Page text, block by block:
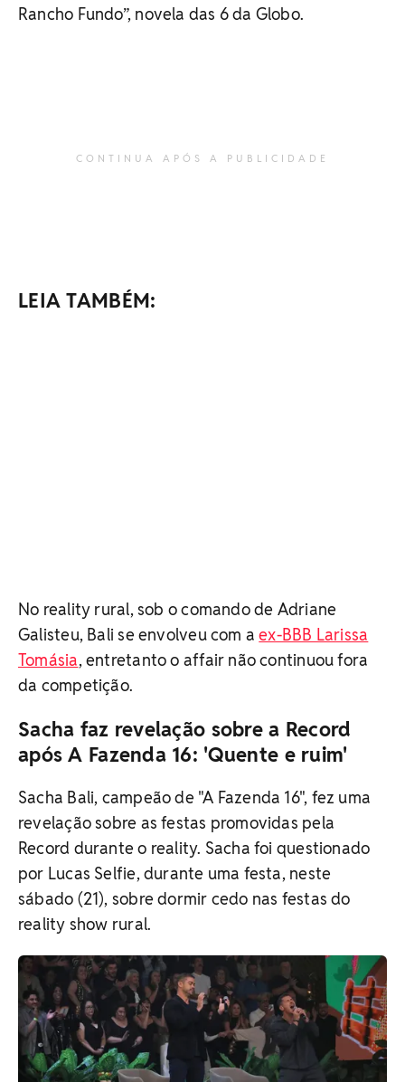
Rancho Fundo”, novela das 6 da Globo.
CONTINUA APÓS A PUBLICIDADE
LEIA TAMBÉM:
No reality rural, sob o comando de Adriane
Galisteu, Bali se envolveu com aex-BBB Larissa
Tomásia, entretanto o affair não continuou fora
da competição.
Sacha faz revelação sobre a Record
após A Fazenda 16: 'Quente e ruim'
Sacha Bali, campeão de "A Fazenda 16", fez uma
revelação sobre as festas promovidas pela
Record durante o reality. Sacha foi questionado
por Lucas Selfie, durante uma festa, neste
sábado (21), sobre dormir cedo nas festas do
reality show rural.